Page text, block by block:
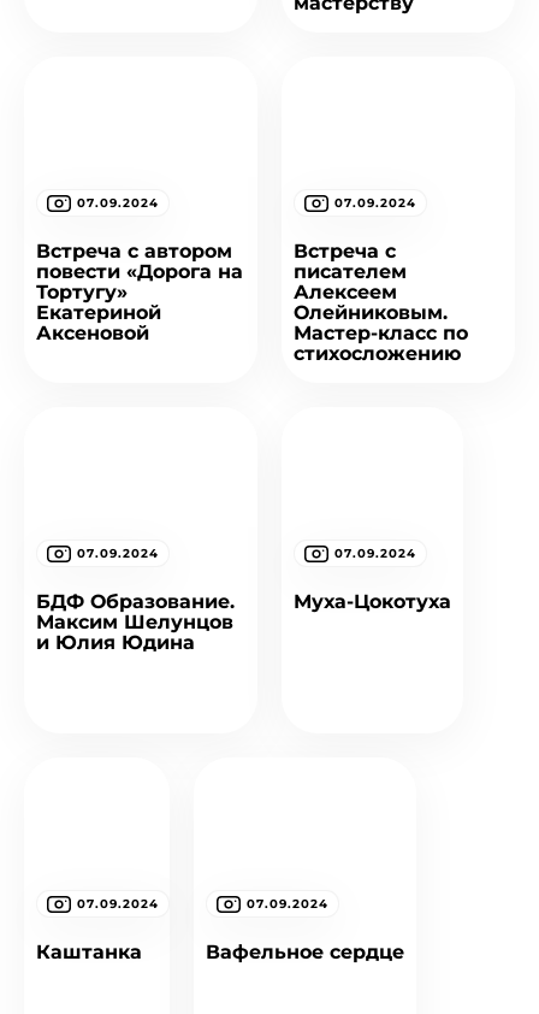
07.09.2024
Встреча с автором
повести «Дорога на
Тортугу»
Екатериной
Аксеновой
07.09.2024
Встреча с
писателем
Алексеем
Олейниковым.
Мастер-класс по
стихосложению
07.09.2024
БДФ Образование.
Максим Шелунцов
и Юлия Юдина
07.09.2024
Муха-Цокотуха
07.09.2024
Каштанка
07.09.2024
Вафельное сердце